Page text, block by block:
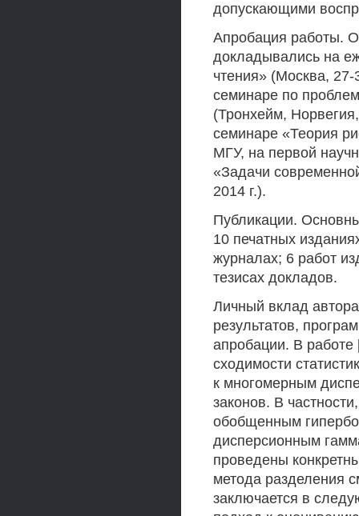
допускающими
Апробация работы.
докладывались на
чтения» (Москва,
семинаре по
(Тронхейм,
семинаре «Теория
МГУ, на первой
«Задачи
2014 г.).
Публикации.
10 печатных
журналах; 6 работ
тезисах докладов.
Личный вклад
результатов,
апробации. В работе
сходимости
к многомерным
законов. В
обобщенным
дисперсионным
проведены
метода разделения
заключается в